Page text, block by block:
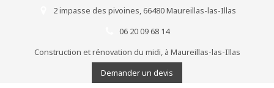
2 impasse des pivoines, 66480 Maureillas-las-Illas
06 20 09 68 14
Construction et rénovation du midi, à Maureillas-las-Illas
Demander un devis